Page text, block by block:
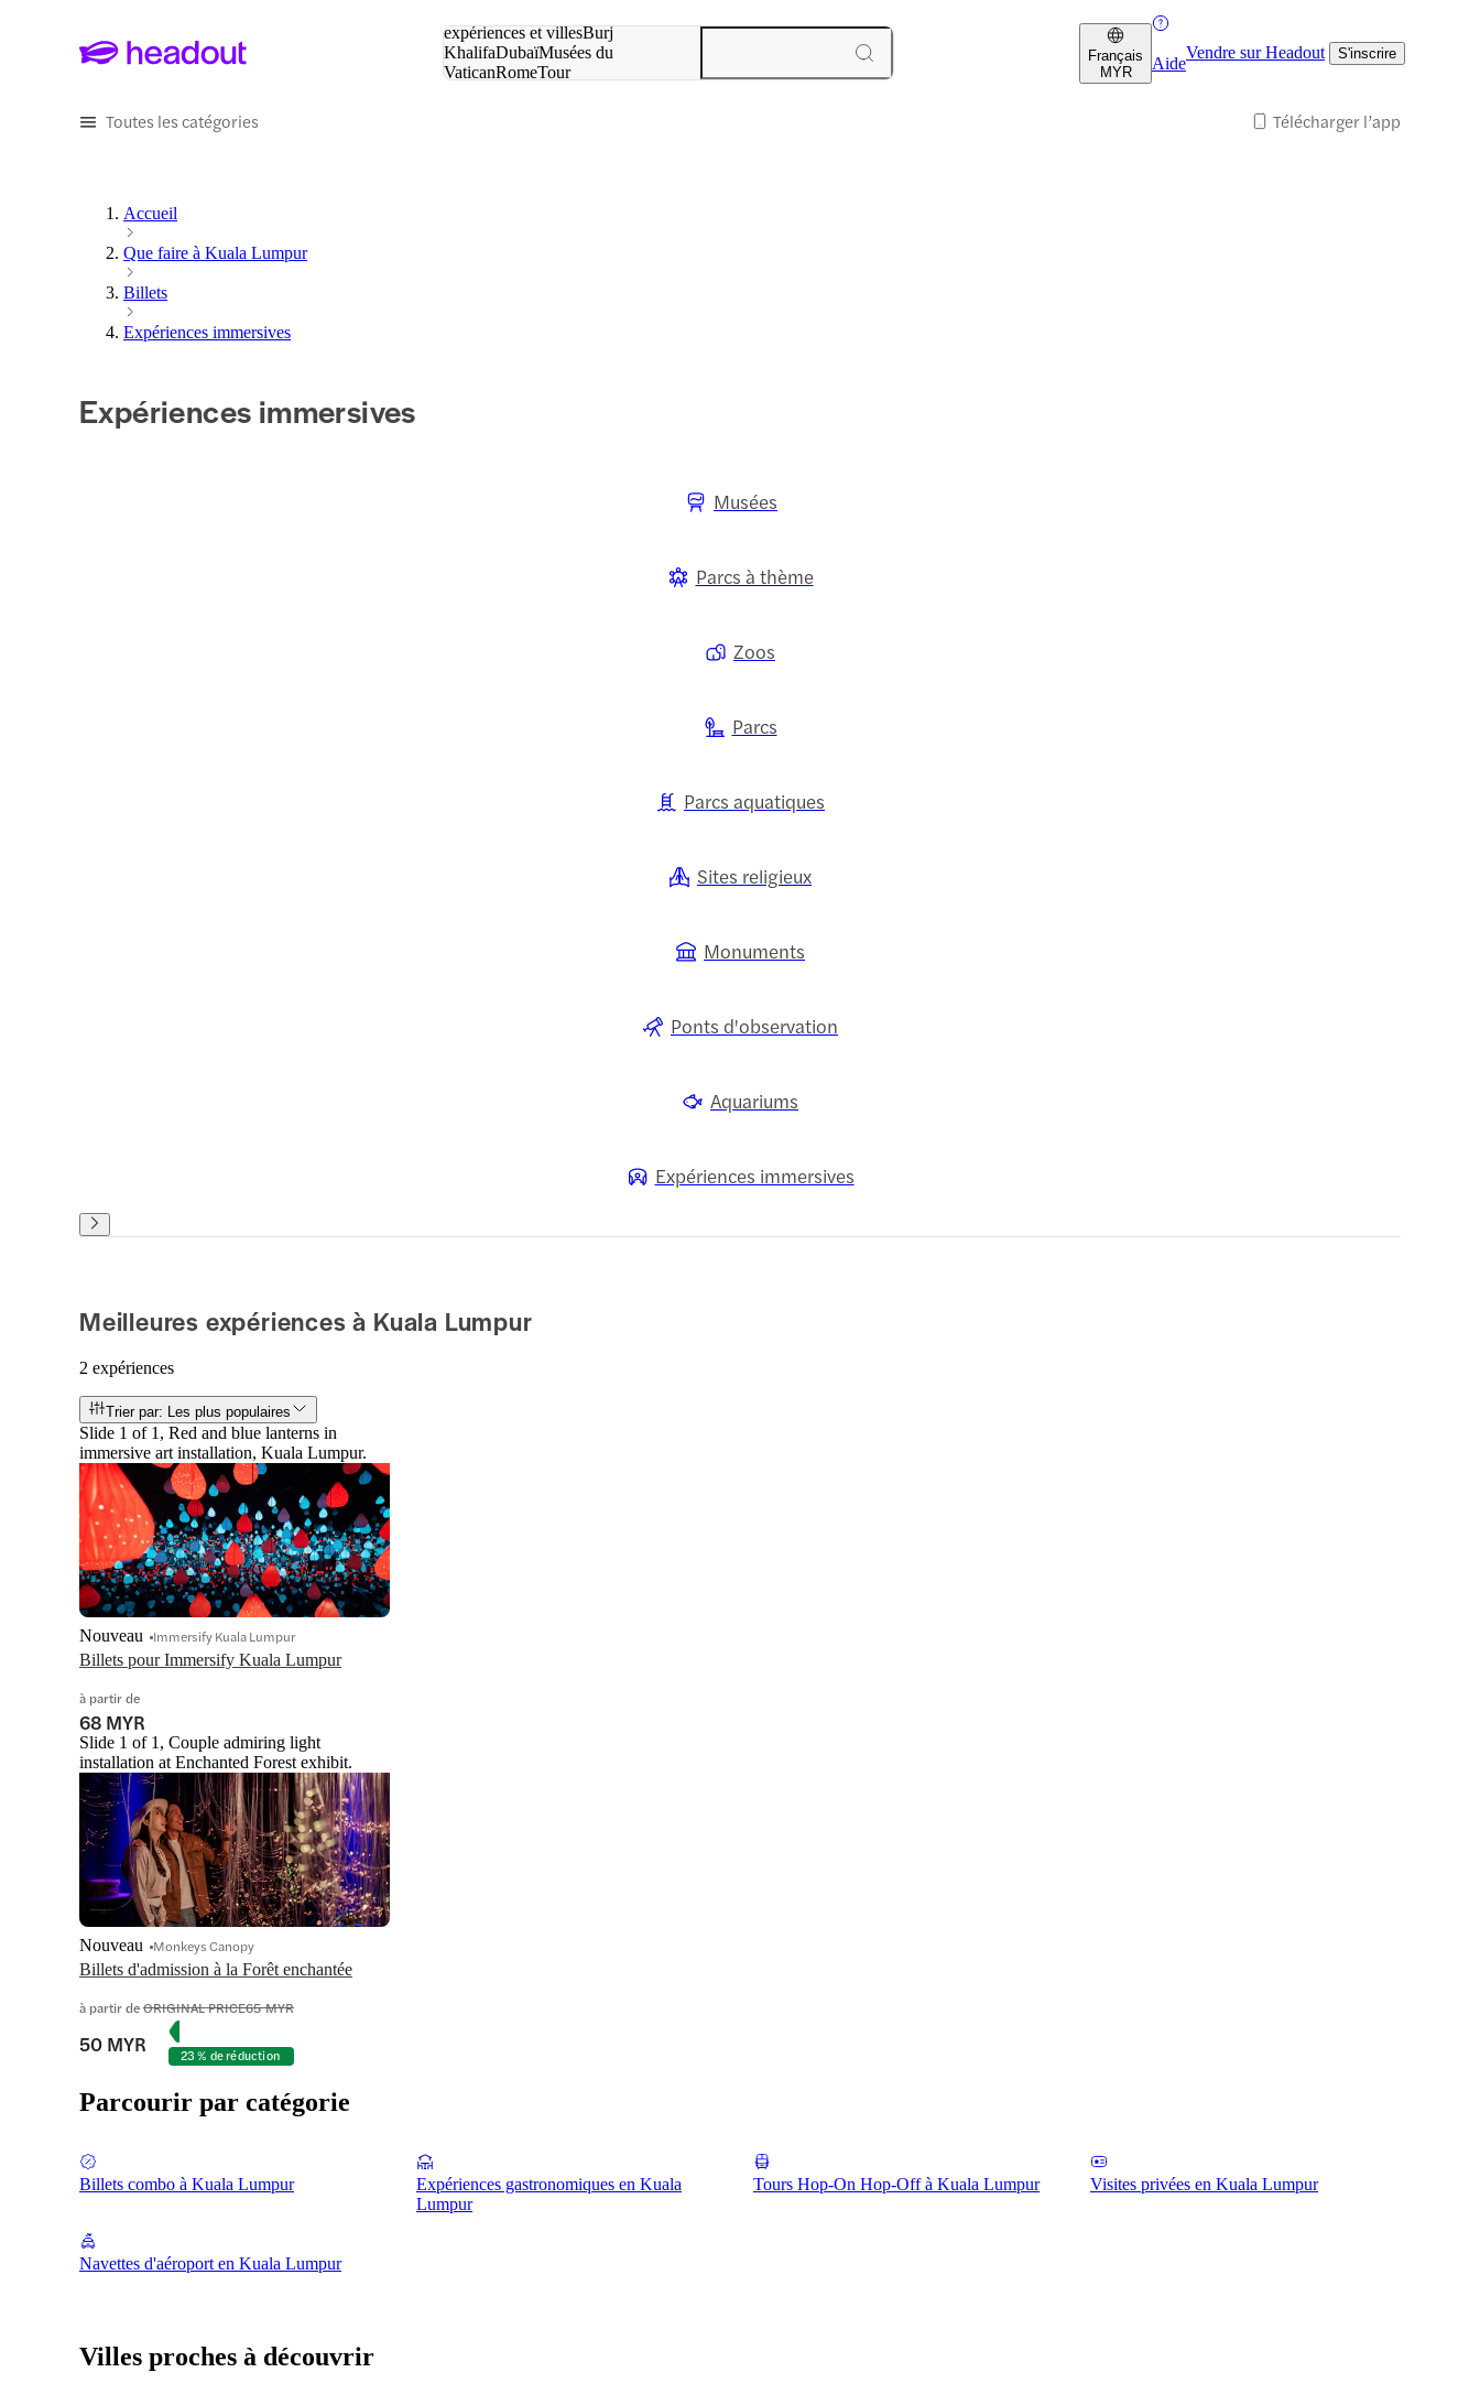
expériences et villesBurj
KhalifaDubaïMusées du
VaticanRomeTour
Français
MYR
Aide
Vendre sur Headout S'inscrire
Toutes les catégories Télécharger l’app
Accueil
Que faire à Kuala Lumpur
Billets
Expériences immersives
Expériences immersives
Musées
Parcs à thème
Zoos
Parcs
Parcs aquatiques
Sites religieux
Monuments
Ponts d'observation
Aquariums
Expériences immersives
Meilleures expériences à Kuala Lumpur
2 expériences
Trier par: Les plus populaires
Slide 1 of 1, Red and blue lanterns in
immersive art installation, Kuala Lumpur.
Billets pour Immersify Kuala Lumpur
Nouveau Immersify Kuala Lumpur
à partir de
68 MYR
Slide 1 of 1, Couple admiring light
installation at Enchanted Forest exhibit.
Billets d'admission à la Forêt enchantée
Nouveau Monkeys Canopy
à partir deORIGINAL PRICE65 MYR
50 MYR 23 % de réduction
Parcourir par catégorie
Billets combo à Kuala Lumpur
Expériences gastronomiques en Kuala
Lumpur
Tours Hop-On Hop-Off à Kuala Lumpur Visites privées en Kuala Lumpur
Navettes d'aéroport en Kuala Lumpur
Villes proches à découvrir